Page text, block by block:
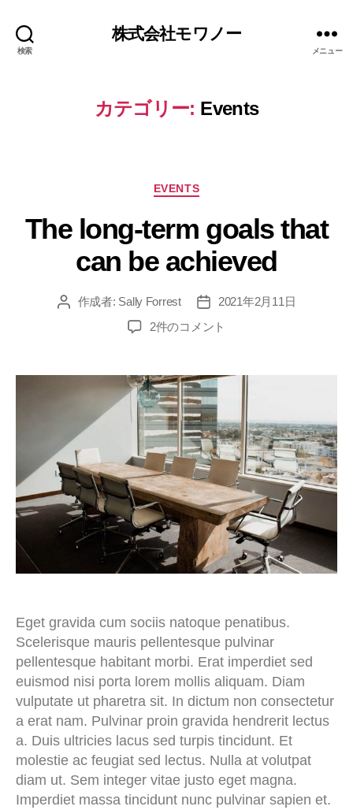
検索
株式会社モワノー
メニュー
カテゴリー: Events
EVENTS
The long-term goals that
can be achieved
作成者: Sally Forrest
2021年2月11日
2件のコメント
Eget gravida cum sociis natoque penatibus.
Scelerisque mauris pellentesque pulvinar
pellentesque habitant morbi. Erat imperdiet sed
euismod nisi porta lorem mollis aliquam. Diam
vulputate ut pharetra sit. In dictum non consectetur
a erat nam. Pulvinar proin gravida hendrerit lectus
a. Duis ultricies lacus sed turpis tincidunt. Et
molestie ac feugiat sed lectus. Nulla at volutpat
diam ut. Sem integer vitae justo eget magna.
Imperdiet massa tincidunt nunc pulvinar sapien et.